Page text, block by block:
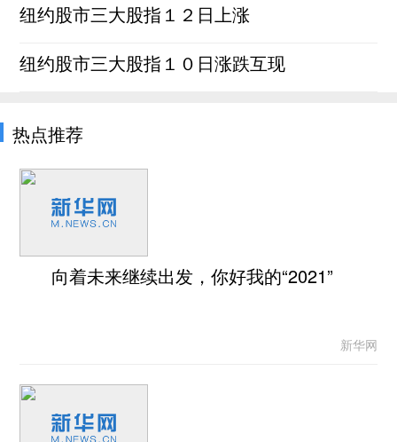
纽约股市三大股指１２日上涨
纽约股市三大股指１０日涨跌互现
热点推荐
向着未来继续出发，你好我的“2021”
新华网